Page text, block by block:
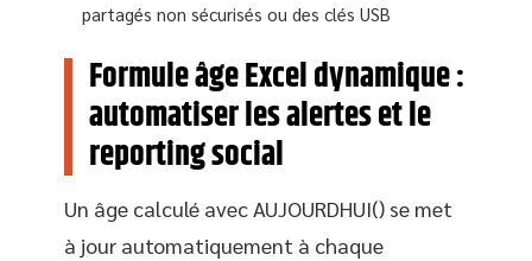
partagés non sécurisés ou des clés USB
Formule âge Excel dynamique :
automatiser les alertes et le
reporting social
Un âge calculé avec AUJOURDHUI() se met
à jour automatiquement à chaque